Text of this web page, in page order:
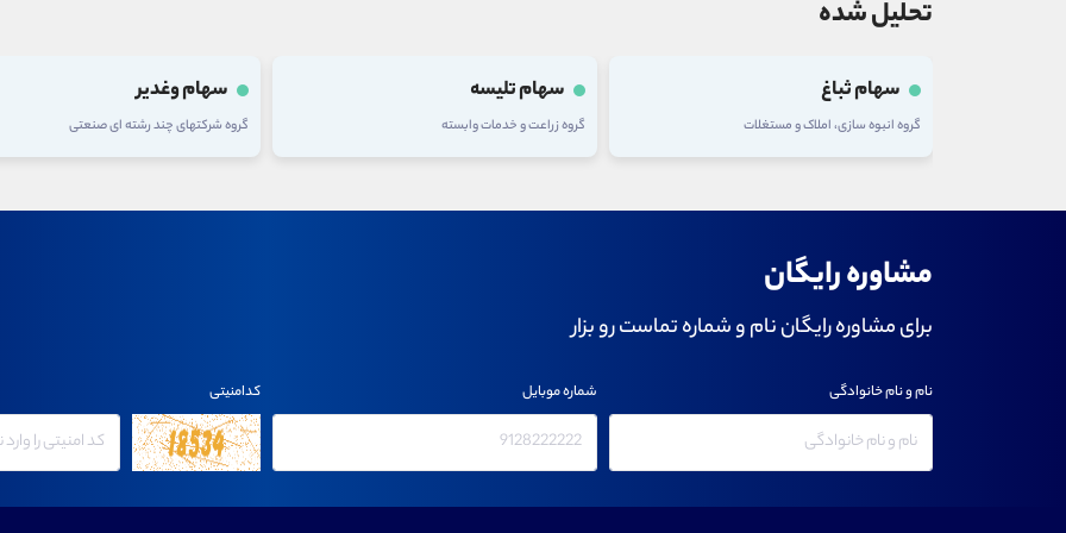
تحلیل شده
سهام ثباغ
گروه انبوه سازی، املاک و مستغلات
سهام تلیسه
گروه زراعت و خدمات وابسته
سهام وغدیر
گروه شرکتهای چند رشته ای صنعتی
مشاوره رایگان
برای مشاوره رایگان نام و شماره تماست رو بزار
نام و نام خانوادگی شماره موبایل کدامنیتی